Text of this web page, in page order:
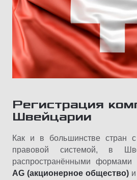
Регистрация
Швейцарии
Как и в большинстве стран с
правовой системой, в
распространёнными формами
AG (акционерное общество) и